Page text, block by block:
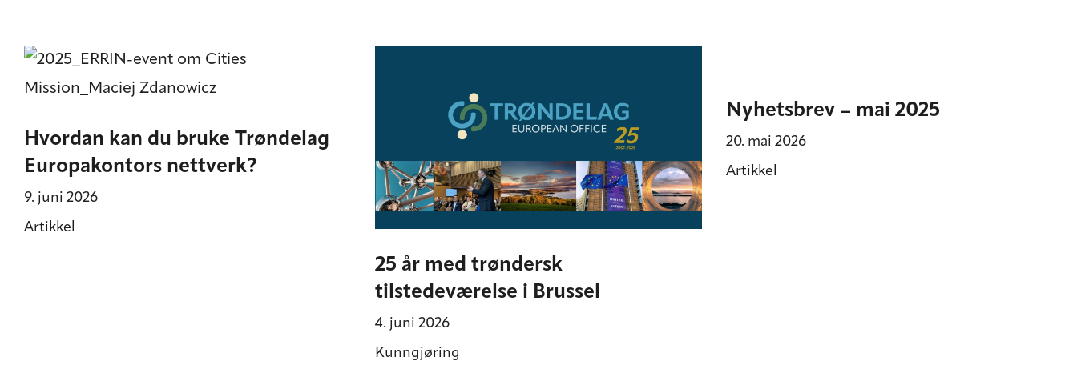
Hvordan kan du bruke Trøndelag
Europakontors nettverk?
9. juni 2026
Artikkel
25 år med trøndersk
tilstedeværelse i Brussel
4. juni 2026
Kunngjøring
Nyhetsbrev – mai 2025
20. mai 2026
Artikkel